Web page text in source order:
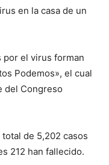
en la casa de un
por el virus forman
Podemos», el cual
del Congreso
de 5,202 casos
212 han fallecido.